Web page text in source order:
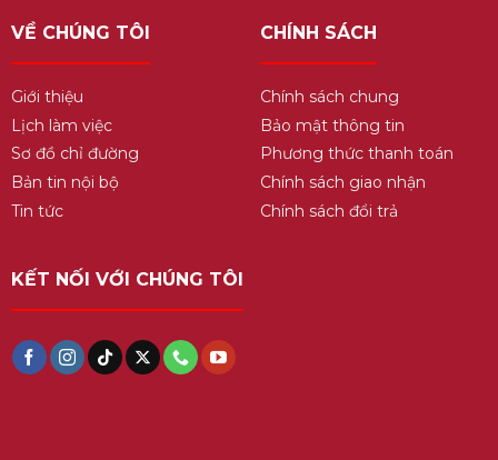
VỀ CHÚNG TÔI
Giới thiệu
Lịch làm việc
Sơ đồ chỉ đường
Bản tin nội bộ
Tin tức
CHÍNH SÁCH
Chính sách chung
Bảo mật thông tin
Phương thức thanh toán
Chính sách giao nhận
Chính sách đổi trả
KẾT NỐI VỚI CHÚNG TÔI